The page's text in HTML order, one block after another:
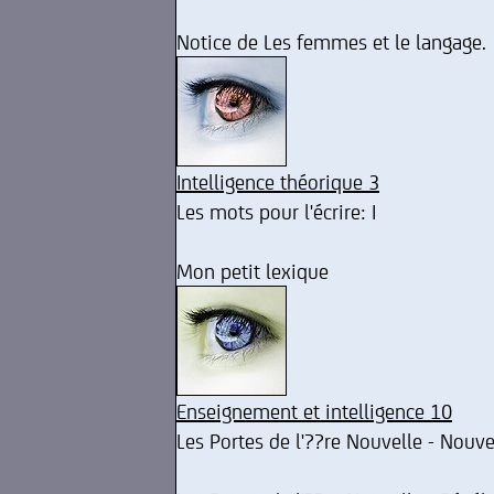
Notice de Les femmes et le langage.
Intelligence théorique 3
Les mots pour l'écrire: I
Mon petit lexique
Enseignement et intelligence 10
Les Portes de l'??re Nouvelle -